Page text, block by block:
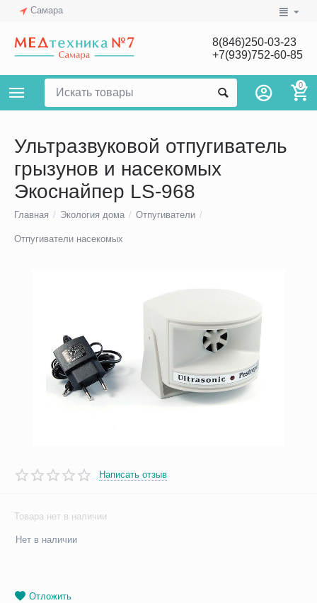
Самара
8(846)250-03-23
+7(939)752-60-85
0
Ультразвуковой отпугиватель
грызунов и насекомых
Экоснайпер LS-968
Главная / Экология дома / Отпугиватели /
Отпугиватели насекомых
Написать отзыв
Товара нет в наличии
Нет в наличии
Отложить